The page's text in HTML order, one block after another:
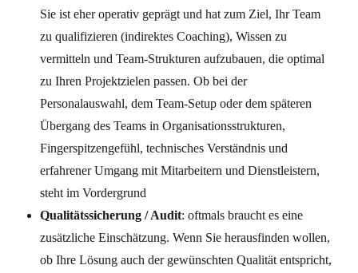
Sie ist eher operativ geprägt und hat zum Ziel, Ihr Team
zu qualifizieren (indirektes Coaching), Wissen zu
vermitteln und Team-Strukturen aufzubauen, die optimal
zu Ihren Projektzielen passen. Ob bei der
Personalauswahl, dem Team-Setup oder dem späteren
Übergang des Teams in Organisationsstrukturen,
Fingerspitzengefühl, technisches Verständnis und
erfahrener Umgang mit Mitarbeitern und Dienstleistern,
steht im Vordergrund
Qualitätssicherung / Audit: oftmals braucht es eine
zusätzliche Einschätzung. Wenn Sie herausfinden wollen,
ob Ihre Lösung auch der gewünschten Qualität entspricht,